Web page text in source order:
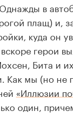
в
плащ) и,
куда он
герои
Бита и
Как мы (но не
«Иллюзии
один,